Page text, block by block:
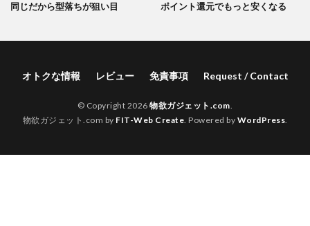
同じだから型落ちが狙い目
ポイント還元でもっと安くなる
オトクな情報 レビュー 免責事項 Request / Contact
© Copyright 2026物欲ガジェット.com.
物欲ガジェット.com by FIT-Web Create. Powered by WordPress.